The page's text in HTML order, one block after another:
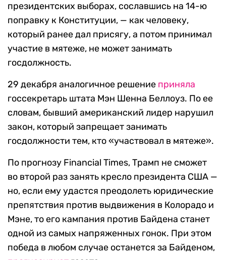
президентских выборах, сославшись на 14-ю
поправку к Конституции, — как человеку,
который ранее дал присягу, а потом принимал
участие в мятеже, не может занимать
госдолжность.
29 декабря аналогичное решение приняла
госсекретарь штата Мэн Шенна Беллоуз. По ее
словам, бывший американский лидер нарушил
закон, который запрещает занимать
госдолжности тем, кто «участвовал в мятеже».
По прогнозу Financial Times, Трамп не сможет
во второй раз занять кресло президента США —
но, если ему удастся преодолеть юридические
препятствия против выдвижения в Колорадо и
Мэне, то его кампания против Байдена станет
одной из самых напряженных гонок. При этом
победа в любом случае останется за Байденом,